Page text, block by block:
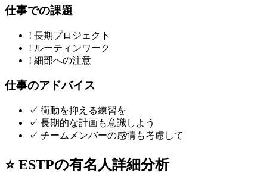
仕事での課題
! 長期プロジェクト
! ルーティンワーク
! 細部への注意
仕事のアドバイス
✓ 衝動を抑える練習を
✓ 長期的な計画も意識しよう
✓ チームメンバーの感情も考慮して
⭐ ESTPの有名人詳細分析